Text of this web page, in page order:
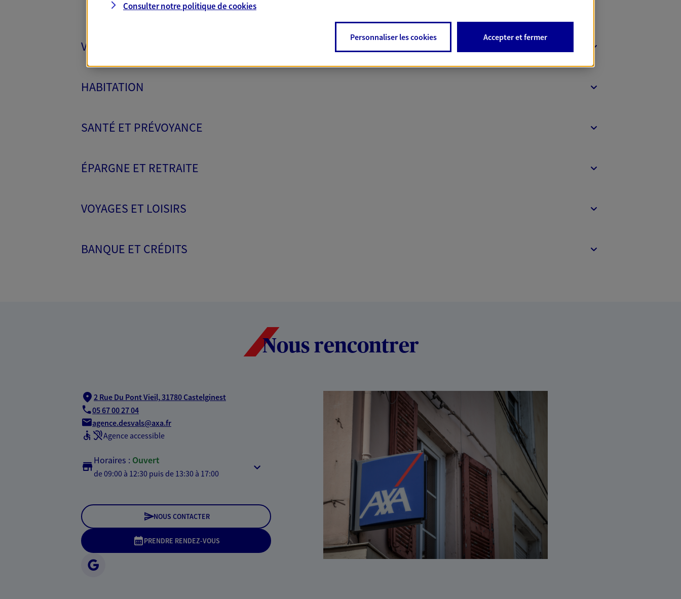
VÉHICULES
HABITATION
SANTÉ ET PRÉVOYANCE
ÉPARGNE ET RETRAITE
VOYAGES ET LOISIRS
BANQUE ET CRÉDITS
Nous rencontrer
2 Rue Du Pont Vieil,31780 Castelginest
05 67 00 27 04
agence.desvals@axa.fr
Agence accessible
Horaires : Ouvert
de 09:00 à 12:30 puis de 13:30 à 17:00
NOUS CONTACTER
PRENDRE RENDEZ-VOUS
Consulter notre politique decookies
Personnaliser les cookies Accepter et fermer